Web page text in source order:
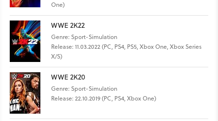
One)
WWE 2K22
Genre: Sport-Simulation
Release: 11.03.2022 (PC, PS4, PS5, Xbox One, Xbox Series
X/S)
WWE 2K20
Genre: Sport-Simulation
Release: 22.10.2019 (PC, PS4, Xbox One)